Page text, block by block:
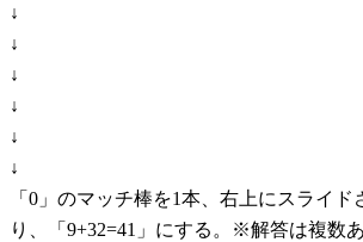
↓
↓
↓
↓
↓
↓
「0」のマッチ棒を1本、右上にスライド
り、「9+32=41」にする。※解答は複数